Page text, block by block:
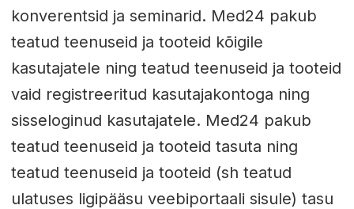
konverentsid ja seminarid. Med24 pakub
teatud teenuseid ja tooteid kõigile
kasutajatele ning teatud teenuseid ja tooteid
vaid registreeritud kasutajakontoga ning
sisseloginud kasutajatele. Med24 pakub
teatud teenuseid ja tooteid tasuta ning
teatud teenuseid ja tooteid (sh teatud
ulatuses ligipääsu veebiportaali sisule) tasu